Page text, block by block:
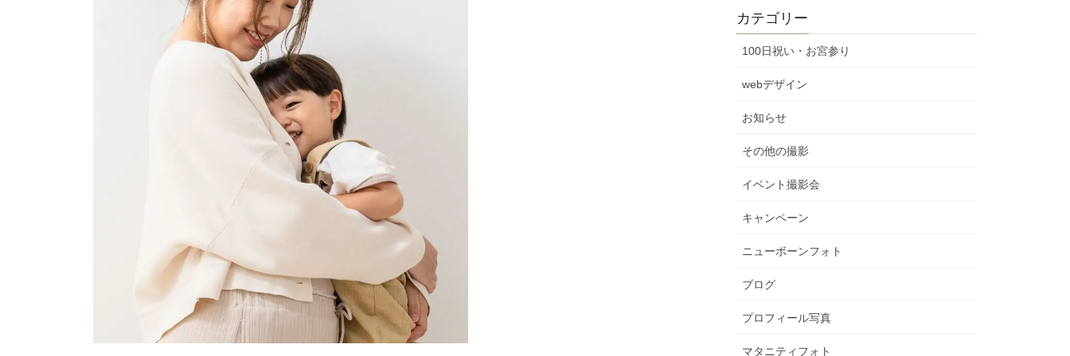
カテゴリー
100日祝い・お宮参り
webデザイン
お知らせ
その他の撮影
イベント撮影会
キャンペーン
ニューボーンフォト
ブログ
プロフィール写真
マタニティフォト